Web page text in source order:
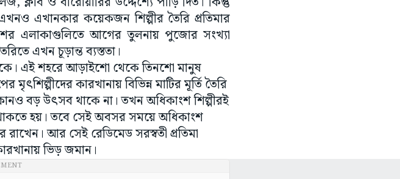
এখানকার কয়েকজন শিল্পীর তৈরি প্রতিমার
এলাকাগুলিতে আগের তুলনায় পুজোর সংখ্যা
এখন চূড়ান্ত ব্যস্ততা।
এই শহরে আড়াইশো থেকে তিনশো মানুষ
কারখানায় বিভিন্ন মাটির মূর্তি তৈরি
বড় উৎসব থাকে না। তখন অধিকাংশ শিল্পীরই
হয়। তবে সেই অবসর সময়ে অধিকাংশ
রাখেন। আর সেই রেডিমেড সরস্বতী প্রতিমা
ভিড় জমান।